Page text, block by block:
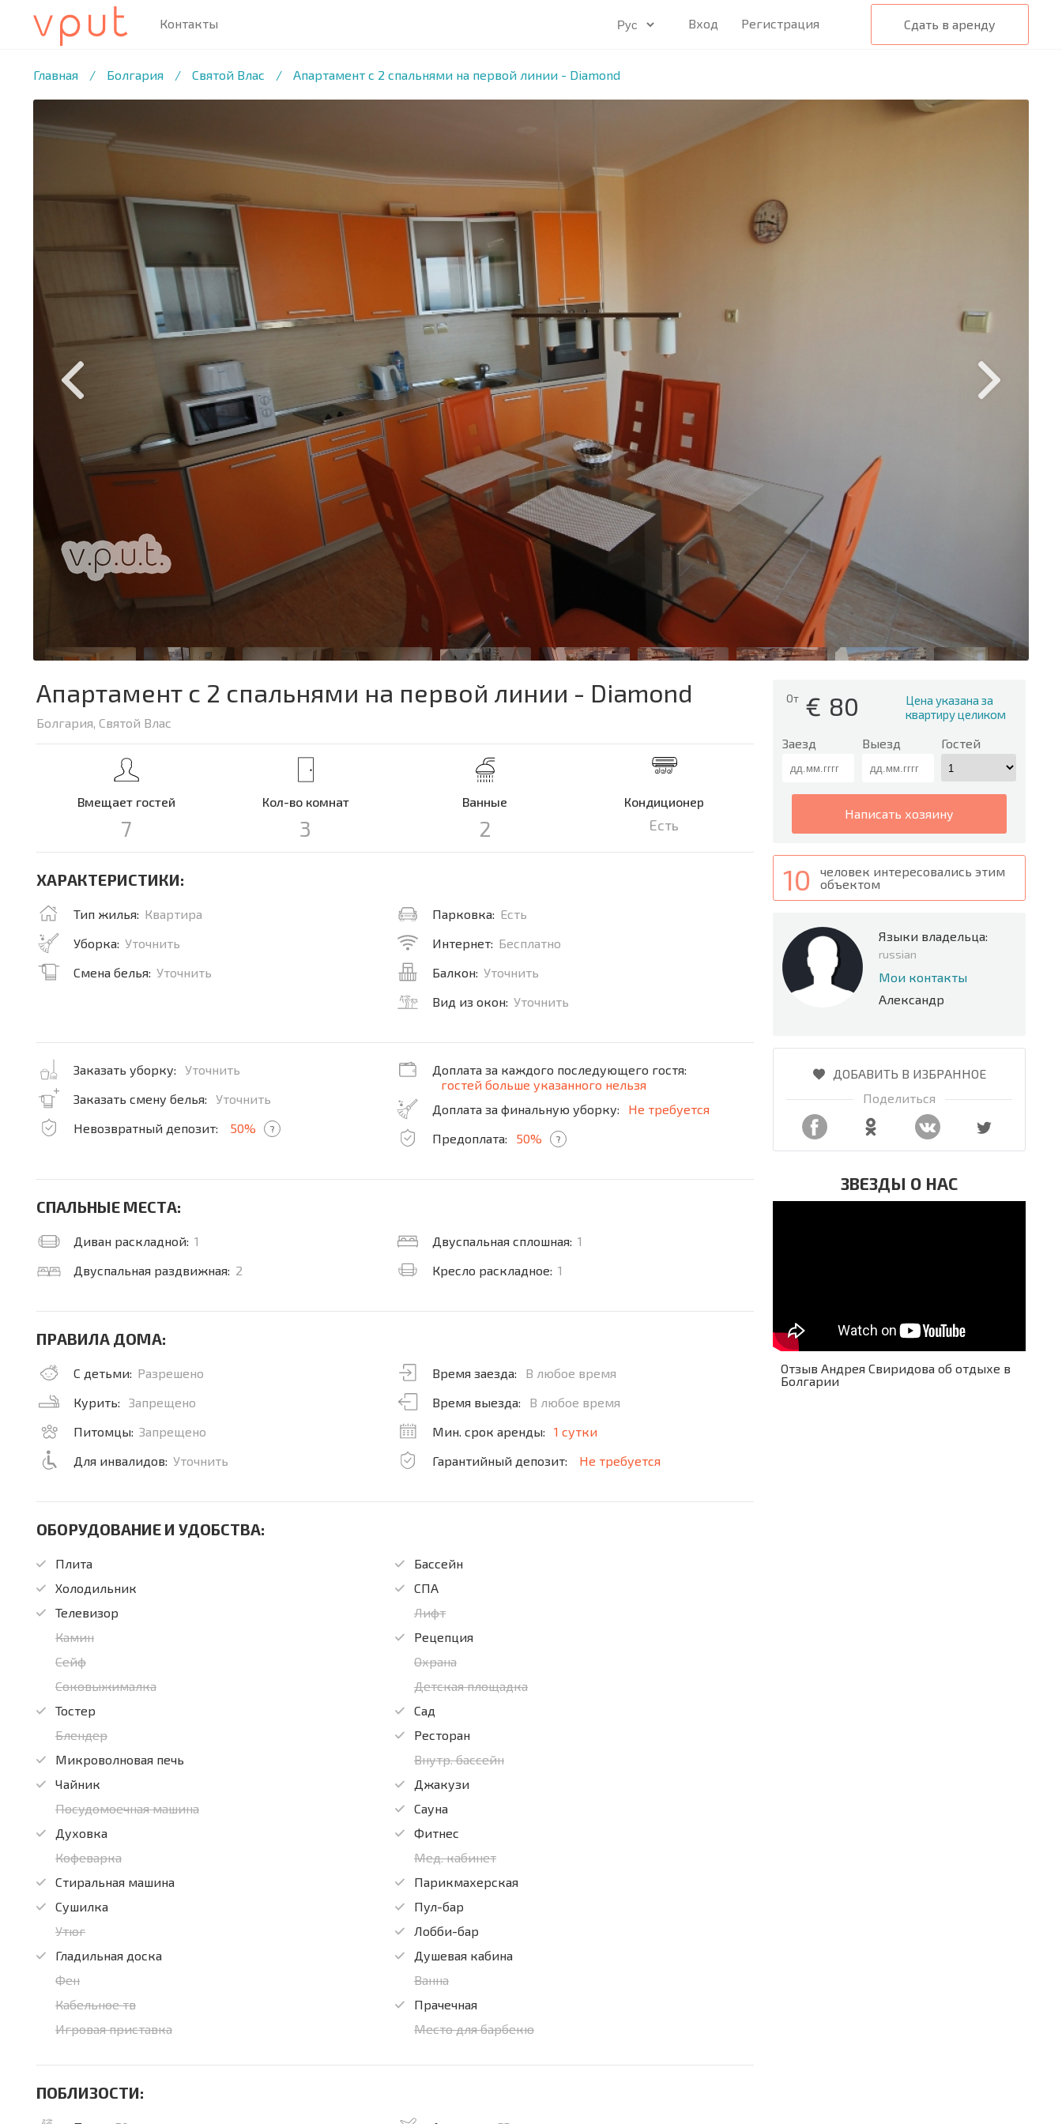
Сдать в аренду
Вход Регистрация
Контакты
Главная / Болгария / Святой Влас / Апартамент с 2 спальнями на первой линии - Diamond
1 /56 ФОТО
От € 80
Цена указана за
квартиру целиком
Заезд Выезд Гостей
написать хозяину
10
человек интересовались этим
объектом
Языки владельца:
russian
Мои контакты
Александр
ДОБАВИТЬ В ИЗБРАННОЕ
Поделиться
ЗВЕЗДЫ О НАС
Отзыв Андрея Свиридова об отдыхе в
Болгарии
Апартамент с 2 спальнями на первой линии - Diamond
Болгария, Святой Влас
Вмещает гостей
7
Кол-во комнат
3
Ванные
2
Кондиционер
Есть
ХАРАКТЕРИСТИКИ:
Тип жилья: Квартира
Уборка: Уточнить
Смена белья: Уточнить
Парковка: Есть
Интернет: Бесплатно
Балкон: Уточнить
Вид из окон: Уточнить
Заказать уборку:
Уточнить
Заказать смену белья:
Уточнить
Невозвратный депозит:
50% ?
Доплата за каждого последующего гостя:
гостей больше указанного нельзя
Доплата за финальную уборку:
Не требуется
Предоплата:
50% ?
СПАЛЬНЫЕ МЕСТА:
Диван раскладной: 1
Двуспальная раздвижная: 2
Двуспальная сплошная: 1
Кресло раскладное: 1
ПРАВИЛА ДОМА:
С детьми: Разрешено
Курить:
Запрещено
Питомцы: Запрещено
Для инвалидов: Уточнить
Время заезда:
В любое время
Время выезда:
В любое время
Мин. срок аренды:
1 сутки
Гарантийный депозит:
Не требуется
ОБОРУДОВАНИЕ И УДОБСТВА:
Плита
Холодильник
Телевизор
Камин
Сейф
Соковыжималка
Тостер
Блендер
Микроволновая печь
Чайник
Посудомоечная машина
Духовка
Кофеварка
Стиральная машина
Сушилка
Утюг
Гладильная доска
Фен
Кабельное тв
Игровая приставка
Бассейн
СПА
Лифт
Рецепция
Охрана
Детская площадка
Сад
Ресторан
Внутр. бассейн
Джакузи
Сауна
Фитнес
Мед. кабинет
Парикмахерская
Пул-бар
Лобби-бар
Душевая кабина
Ванна
Прачечная
Место для барбекю
ПОБЛИЗОСТИ: